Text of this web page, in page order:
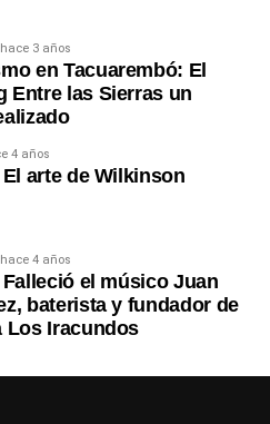
hace 3 años
en Tacuarembó: El
Entre las Sierras un
4 años
arte de Wilkinson
hace 4 años
el músico Juan
baterista y fundador de
Los Iracundos